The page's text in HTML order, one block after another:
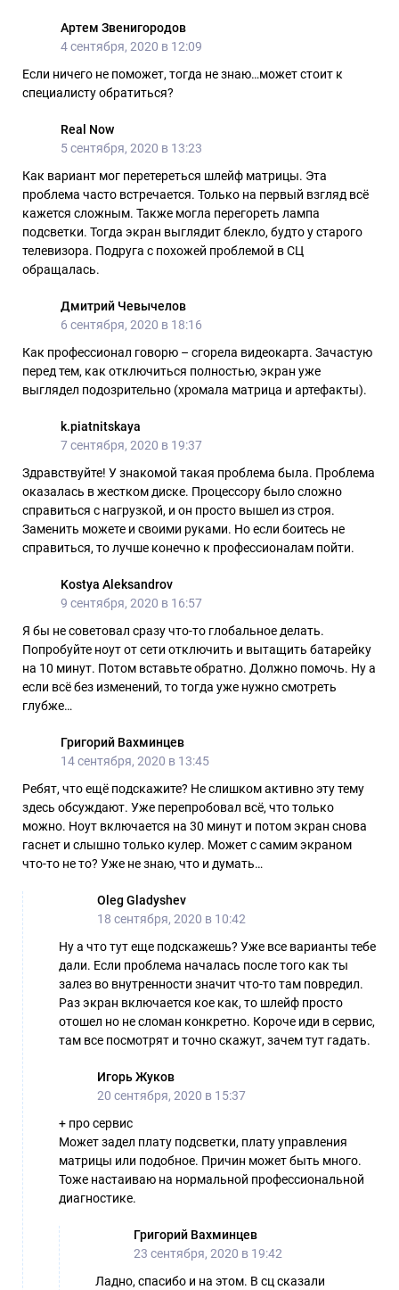
Артем Звенигородов
4 сентября, 2020 в 12:09
Если ничего не поможет, тогда не знаю…может стоит к
специалисту обратиться?
Real Now
5 сентября, 2020 в 13:23
Как вариант мог перетереться шлейф матрицы. Эта
проблема часто встречается. Только на первый взгляд всё
кажется сложным. Также могла перегореть лампа
подсветки. Тогда экран выглядит блекло, будто у старого
телевизора. Подруга с похожей проблемой в СЦ
обращалась.
Дмитрий Чевычелов
6 сентября, 2020 в 18:16
Как профессионал говорю – сгорела видеокарта. Зачастую
перед тем, как отключиться полностью, экран уже
выглядел подозрительно (хромала матрица и артефакты).
k.piatnitskaya
7 сентября, 2020 в 19:37
Здравствуйте! У знакомой такая проблема была. Проблема
оказалась в жестком диске. Процессору было сложно
справиться с нагрузкой, и он просто вышел из строя.
Заменить можете и своими руками. Но если боитесь не
справиться, то лучше конечно к профессионалам пойти.
Kostya Aleksandrov
9 сентября, 2020 в 16:57
Я бы не советовал сразу что-то глобальное делать.
Попробуйте ноут от сети отключить и вытащить батарейку
на 10 минут. Потом вставьте обратно. Должно помочь. Ну а
если всё без изменений, то тогда уже нужно смотреть
глубже…
Григорий Вахминцев
14 сентября, 2020 в 13:45
Ребят, что ещё подскажите? Не слишком активно эту тему
здесь обсуждают. Уже перепробовал всё, что только
можно. Ноут включается на 30 минут и потом экран снова
гаснет и слышно только кулер. Может с самим экраном
что-то не то? Уже не знаю, что и думать…
Oleg Gladyshev
18 сентября, 2020 в 10:42
Ну а что тут еще подскажешь? Уже все варианты тебе
дали. Если проблема началась после того как ты
залез во внутренности значит что-то там повредил.
Раз экран включается кое как, то шлейф просто
отошел но не сломан конкретно. Короче иди в сервис,
там все посмотрят и точно скажут, зачем тут гадать.
Игорь Жуков
20 сентября, 2020 в 15:37
+ про сервис
Может задел плату подсветки, плату управления
матрицы или подобное. Причин может быть много.
Тоже настаиваю на нормальной профессиональной
диагностике.
Григорий Вахминцев
23 сентября, 2020 в 19:42
Ладно, спасибо и на этом. В сц сказали